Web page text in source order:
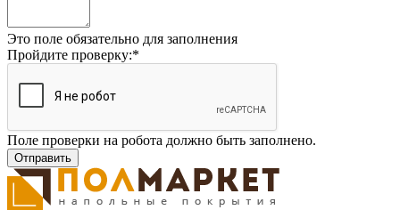
Это поле обязательно для заполнения
Пройдите проверку:*
Поле проверки на робота должно быть заполнено.